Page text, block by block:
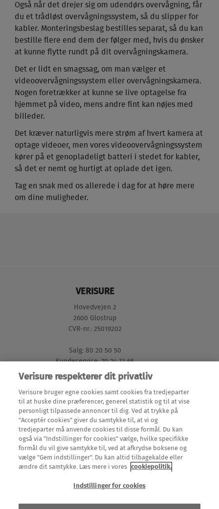
Også når det drejer sig om udendørs overvågning, får
du et trådløst overvågningssystem, så du slipper for
kabler. Monteringsbeslag bestilles separat, så du kan
bestille flere end dem der følger med, hvis du ønsker
at kunne flytte rundt på dit overvågningskamera.
Det er lidt en smagssag, om man vælger et
videoovervågningssystem eller overvågningskamera.
Nogen foretrækker at kunne se live optagelse fra
hjemmet på video, mens andre fint kan nøjes med
billeder.
Det kræver naturligvis mere strøm af hvert kamera at
optage videoer, men vores videoovervågningssystem
kører på et genopladeligt batteri i stedet for kabler,
så det er nemt og hurtigt at oplade det igen.
Tag en snak med os allerede i dag for at høre mere
om dine muligheder.
VERISURE
Hovedvejen 2
2600 Glostrup
CVR-nr.: 25019202
Salg: 80 20 50 50
Kundeservice: 70 24 73 65
GENVEJE
Mine Sider (login)
Meld en flytning
Teknisk dokumentation
LÆS MERE
Alarmer
Alarmsystemer
Overvågningssystem
OM OS
Verisure respekterer dit privatliv
Verisure bruger egne cookies samt cookies fra tredjeparter
til at huske dine præferencer, generel statistik og til at vise
personligt tilpassede annoncer til dig. Ved at trykke på
"Acceptér cookies" giver du samtykke til, at vi og
tredjeparter må anvende cookies til disse formål. Du kan
også via "Indstillinger for cookies" vælge, hvilke specifikke
formål du vil give samtykke til, ved at afkrydse boksene og
vælge "Gem indstillinger". Du kan altid tilbagekalde eller
ændre dit samtykke. Læs mere i vores
cookiepolitik.
Indstillinger for cookies